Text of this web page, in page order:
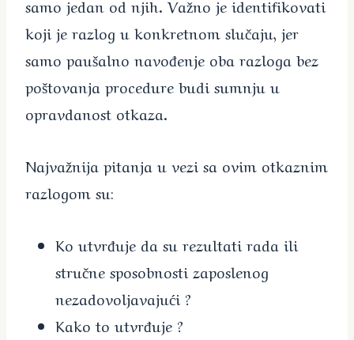
samo jedan od njih. Važno je identifikovati
koji je razlog u konkretnom slučaju, jer
samo paušalno navođenje oba razloga bez
poštovanja procedure budi sumnju u
opravdanost otkaza.
Najvažnija pitanja u vezi sa ovim otkaznim
razlogom su:
Ko utvrđuje da su rezultati rada ili
stručne sposobnosti zaposlenog
nezadovoljavajući ?
Kako to utvrđuje ?